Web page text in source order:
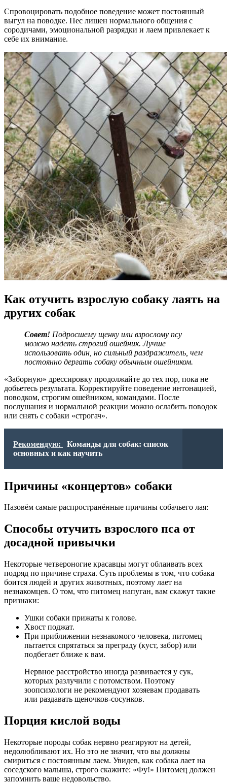
Спровоцировать подобное поведение может постоянный
выгул на поводке. Пес лишен нормального общения с
сородичами, эмоциональной разрядки и лаем привлекает к
себе их внимание.
Как отучить взрослую собаку лаять на
других собак
Совет! Подросшему щенку или взрослому псу
можно надеть строгий ошейник. Лучше
использовать один, но сильный раздражитель, чем
постоянно дергать собаку обычным ошейником.
«Заборную» дрессировку продолжайте до тех пор, пока не
добьетесь результата. Корректируйте поведение интонацией,
поводком, строгим ошейником, командами. После
послушания и нормальной реакции можно ослабить поводок
или снять с собаки «строгач».
Рекомендую:
Команды для собак: список
основных и как научить
Причины «концертов» собаки
Назовём самые распространённые причины собачьего лая:
Способы отучить взрослого пса от
досадной привычки
Некоторые четвероногие красавцы могут облаивать всех
подряд по причине страха. Суть проблемы в том, что собака
боится людей и других животных, поэтому лает на
незнакомцев. О том, что питомец напуган, вам скажут такие
признаки:
Ушки собаки прижаты к голове.
Хвост поджат.
При приближении незнакомого человека, питомец
пытается спрятаться за преграду (куст, забор) или
подбегает ближе к вам.
Нервное расстройство иногда развивается у сук,
которых разлучили с потомством. Поэтому
зоопсихологи не рекомендуют хозяевам продавать
или раздавать щеночков-сосунков.
Порция кислой воды
Некоторые породы собак нервно реагируют на детей,
недолюбливают их. Но это не значит, что вы должны
смириться с постоянным лаем. Увидев, как собака лает на
соседского малыша, строго скажите: «Фу!» Питомец должен
запомнить ваше недовольство.